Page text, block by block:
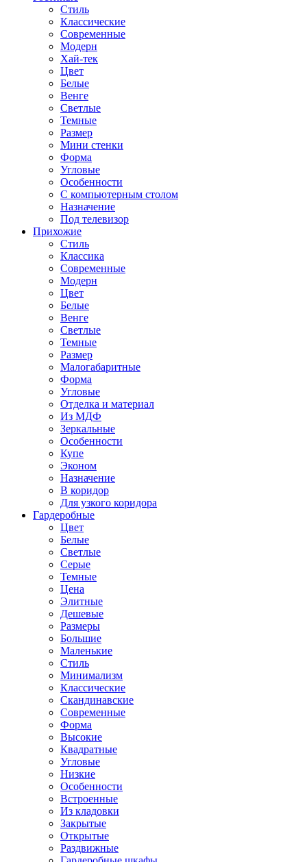
Стиль
Классические
Современные
Модерн
Хай-тек
Цвет
Белые
Венге
Светлые
Темные
Размер
Мини стенки
Форма
Угловые
Особенности
С компьютерным столом
Назначение
Под телевизор
Прихожие
Стиль
Классика
Современные
Модерн
Цвет
Белые
Венге
Светлые
Темные
Размер
Малогабаритные
Форма
Угловые
Отделка и материал
Из МДФ
Зеркальные
Особенности
Купе
Эконом
Назначение
В коридор
Для узкого коридора
Гардеробные
Цвет
Белые
Светлые
Серые
Темные
Цена
Элитные
Дешевые
Размеры
Большие
Маленькие
Стиль
Минимализм
Классические
Скандинавские
Современные
Форма
Высокие
Квадратные
Угловые
Низкие
Особенности
Встроенные
Из кладовки
Закрытые
Открытые
Раздвижные